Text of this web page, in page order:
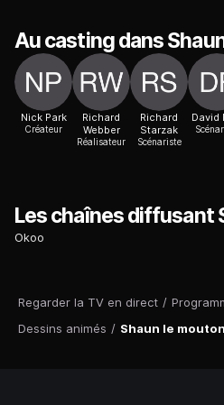
Regarder la TV en direct /
Dessins animés / Shaun le mouton
Au casting dans
Nick Park
Créateur
Richard
Webber
Réalisateur
Richard
Starzak
Scénariste
David
Les chaînes diffusant
Okoo